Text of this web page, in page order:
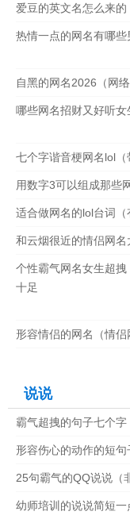
爱豆的英文名怎么来的
热情一点的网名有哪
自黑的网名2026（网络
哪些网名招财又好听女
七个字谐音梗网名lol（
用数字3可以组成那些
适合做网名的lol台词（
和云烟很近的情侣网名
个性霸气网名女生超
十足
形容情侣的网名（情侣
说说
霸气超拽的句子七个字
形容伤心的动作的短
25句霸气的QQ说说（
幼师培训的说说简短一